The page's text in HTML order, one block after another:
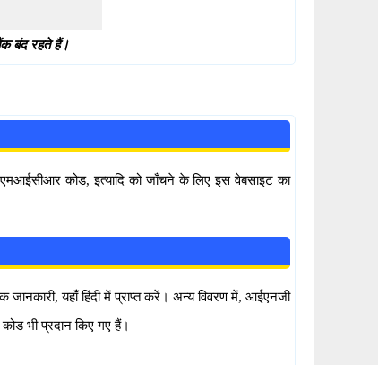
बंद रहते हैं।
कोड, इत्यादि को जाँचने के लिए इस वेबसाइट का
यहाँ हिंदी में प्राप्त करें। अन्य विवरण में, आईएनजी
भी प्रदान किए गए हैं।